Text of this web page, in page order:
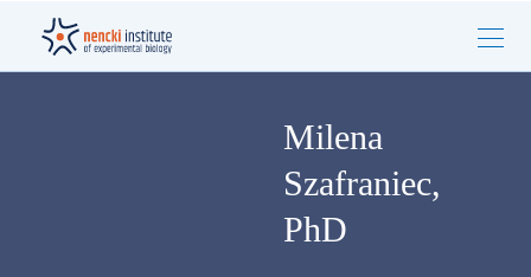
Milena
Szafraniec,
PhD